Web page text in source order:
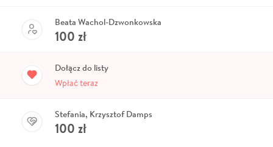
Beata Wachol-Dzwonkowska
100 zł
Dołącz do listy
Wpłać teraz
Stefania, Krzysztof Damps
100 zł